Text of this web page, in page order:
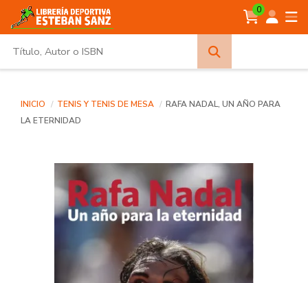
0
INICIO TENIS Y TENIS DE MESA
RAFA NADAL, UN AÑO PARA
LA ETERNIDAD